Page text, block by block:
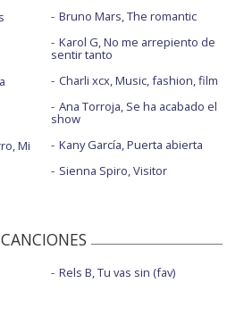
Mi
Bruno Mars, The romantic
Karol G, No me arrepiento de
sentir tanto
Charli xcx, Music, fashion, film
Ana Torroja, Se ha acabado el
show
Kany García, Puerta abierta
Sienna Spiro, Visitor
CANCIONES
Rels B, Tu vas sin (fav)